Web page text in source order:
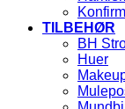
TILBEHØR
BH
Huer